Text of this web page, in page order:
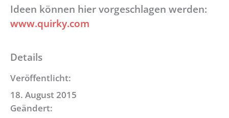
Ideen können hier vorgeschlagen werden:
www.quirky.com
Details
Veröffentlicht:
18. August 2015
Geändert: